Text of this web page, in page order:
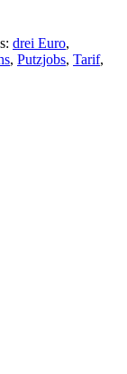
drei Euro,
, Putzjobs, Tarif,